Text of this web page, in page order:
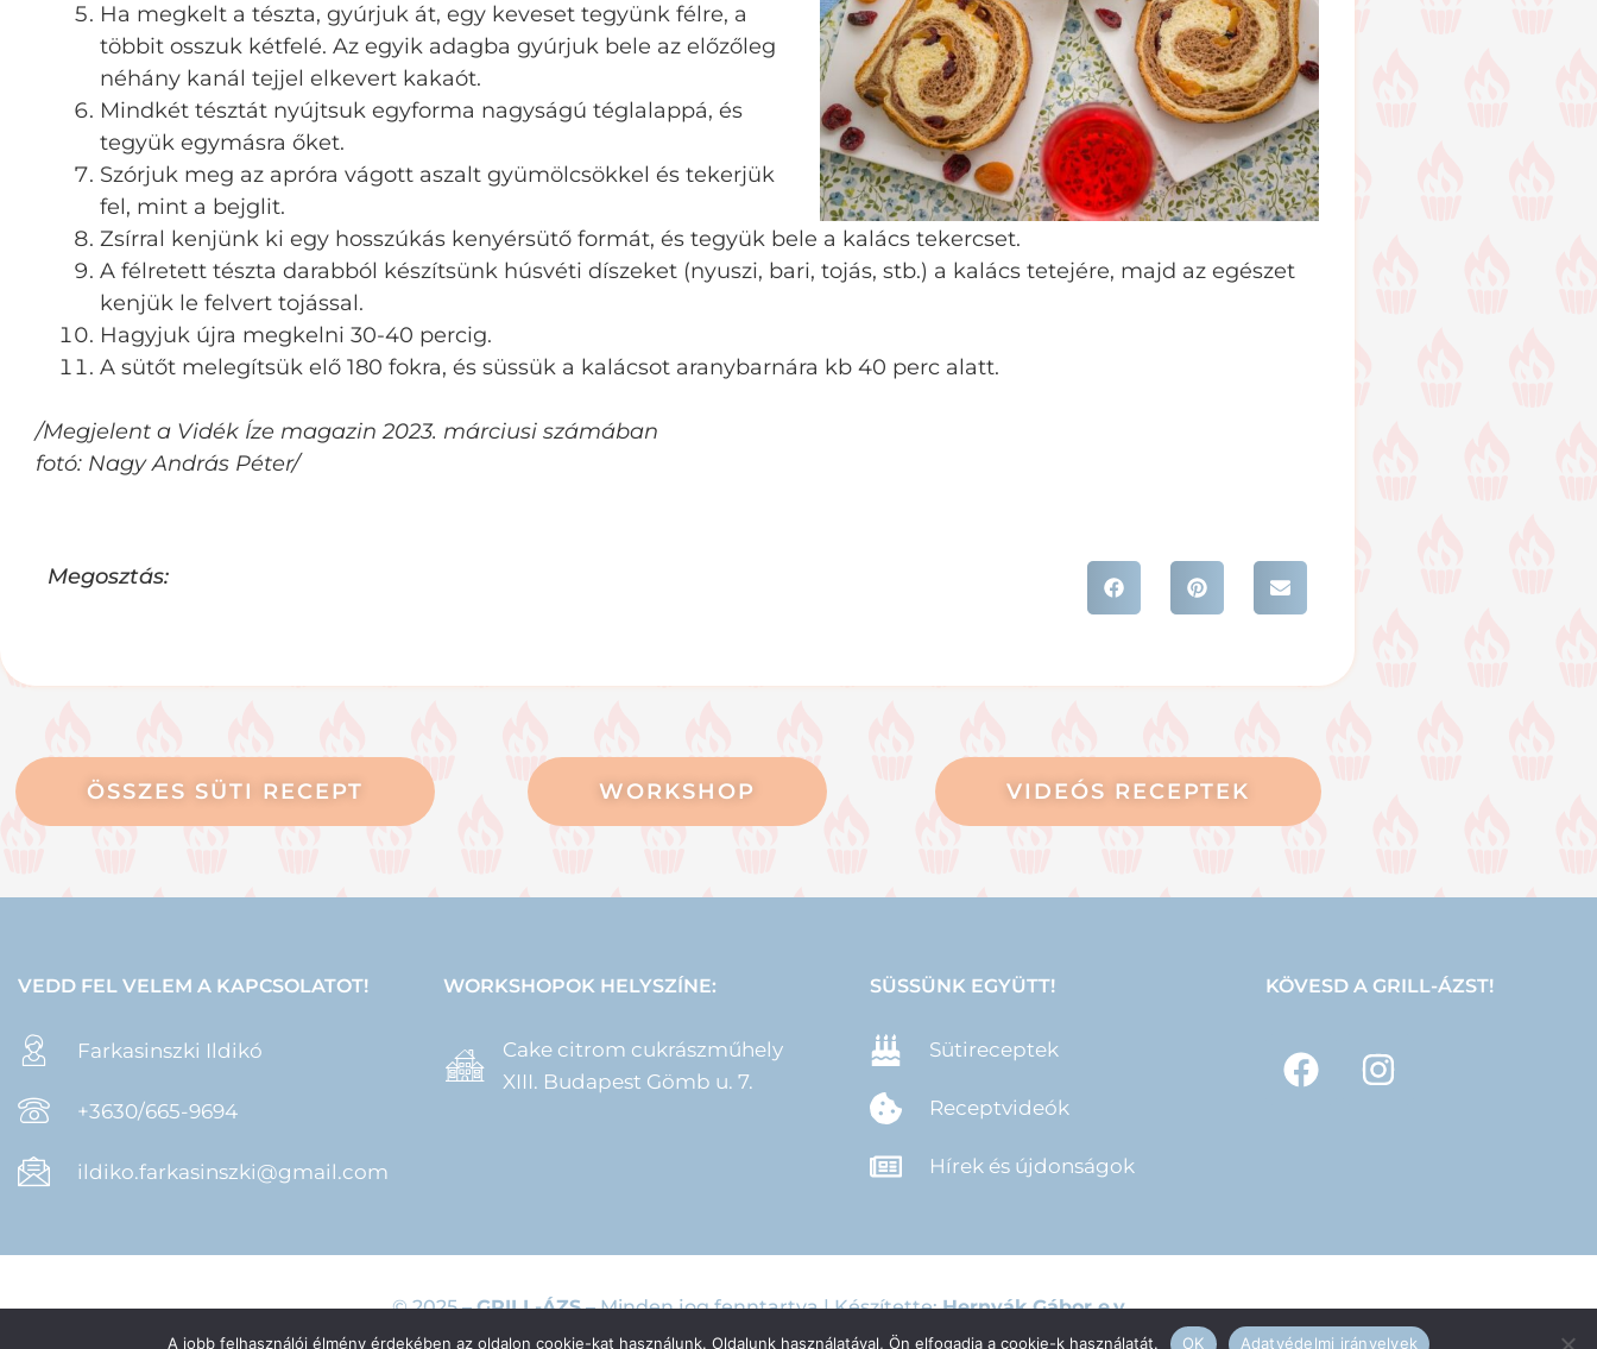
Ha megkelt a tészta, gyúrjuk át, egy keveset tegyünk félre, a
többit osszuk kétfelé. Az egyik adagba gyúrjuk bele az előzőleg
néhány kanál tejjel elkevert kakaót.
Mindkét tésztát nyújtsuk egyforma nagyságú téglalappá, és
tegyük egymásra őket.
Szórjuk meg az apróra vágott aszalt gyümölcsökkel és tekerjük
fel, mint a bejglit.
Zsírral kenjünk ki egy hosszúkás kenyérsütő formát, és tegyük bele a kalács tekercset.
A félretett tészta darabból készítsünk húsvéti díszeket (nyuszi, bari, tojás, stb.) a kalács tetejére, majd az egészet
kenjük le felvert tojással.
Hagyjuk újra megkelni 30-40 percig.
A sütőt melegítsük elő 180 fokra, és süssük a kalácsot aranybarnára kb 40 perc alatt.
/Megjelent a Vidék Íze magazin 2023. márciusi számában
fotó: Nagy András Péter/
Megosztás:
ÖSSZES SÜTI RECEPT WORKSHOP VIDEÓS RECEPTEK
VEDD FEL VELEM A KAPCSOLATOT!
Farkasinszki Ildikó
+3630/665-9694
ildiko.farkasinszki@gmail.com
WORKSHOPOK HELYSZÍNE:
Cake citrom cukrászműhely
XIII. Budapest Gömb u. 7.
SÜSSÜNK EGYÜTT!
Sütireceptek
Receptvideók
Hírek és újdonságok
KÖVESD A GRILL-ÁZST!
© 2025 –GRILL-ÁZS– Minden jog fenntartva | Készítette:Hernyák Gábor e.v.
A jobb felhasználói élmény érdekében az oldalon cookie-kat használunk. Oldalunk használatával, Ön elfogadja a cookie-k használatát. OK Adatvédelmi irányelvek